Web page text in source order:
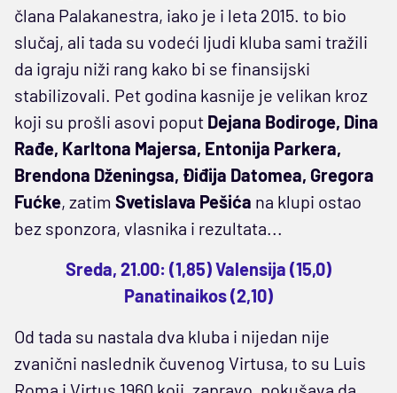
člana Palakanestra, iako je i leta 2015. to bio
slučaj, ali tada su vodeći ljudi kluba sami tražili
da igraju niži rang kako bi se finansijski
stabilizovali. Pet godina kasnije je velikan kroz
koji su prošli asovi poput Dejana Bodiroge, Dina
Rađe, Karltona Majersa, Entonija Parkera,
Brendona Dženingsa, Điđija Datomea, Gregora
Fućke, zatim Svetislava Pešića na klupi ostao
bez sponzora, vlasnika i rezultata...
Sreda, 21.00: (1,85) Valensija (15,0)
Panatinaikos (2,10)
Od tada su nastala dva kluba i nijedan nije
zvanični naslednik čuvenog Virtusa, to su Luis